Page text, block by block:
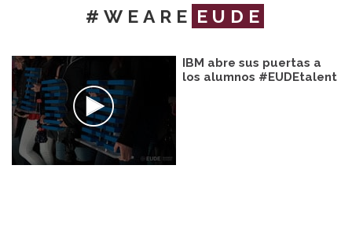
#WEARE EUDE
IBM abre sus puertas a
los alumnos #EUDEtalent